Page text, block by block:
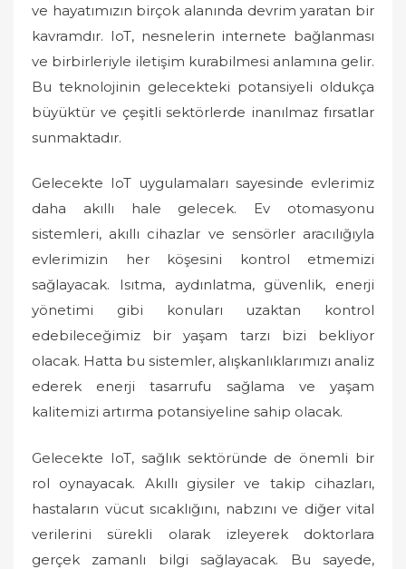
ve hayatımızın birçok alanında devrim yaratan bir
kavramdır. IoT, nesnelerin internete bağlanması
ve birbirleriyle iletişim kurabilmesi anlamına gelir.
Bu teknolojinin gelecekteki potansiyeli oldukça
büyüktür ve çeşitli sektörlerde inanılmaz fırsatlar
sunmaktadır.
Gelecekte IoT uygulamaları sayesinde evlerimiz
daha akıllı hale gelecek. Ev otomasyonu
sistemleri, akıllı cihazlar ve sensörler aracılığıyla
evlerimizin her köşesini kontrol etmemizi
sağlayacak. Isıtma, aydınlatma, güvenlik, enerji
yönetimi gibi konuları uzaktan kontrol
edebileceğimiz bir yaşam tarzı bizi bekliyor
olacak. Hatta bu sistemler, alışkanlıklarımızı analiz
ederek enerji tasarrufu sağlama ve yaşam
kalitemizi artırma potansiyeline sahip olacak.
Gelecekte IoT, sağlık sektöründe de önemli bir
rol oynayacak. Akıllı giysiler ve takip cihazları,
hastaların vücut sıcaklığını, nabzını ve diğer vital
verilerini sürekli olarak izleyerek doktorlara
gerçek zamanlı bilgi sağlayacak. Bu sayede,